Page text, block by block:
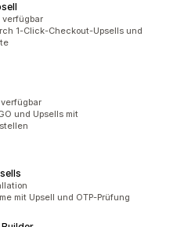
verfügbar
1-Click-Checkout-Upsells und
und Upsells mit
mit Upsell und OTP-Prüfung